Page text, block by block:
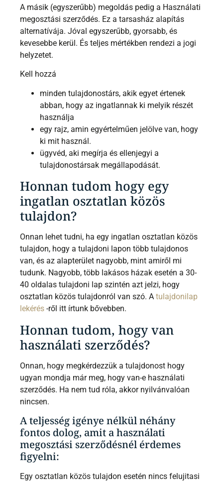
A másik (egyszerűbb) megoldás pedig a Használati
megosztási szerződés. Ez a tarsasház alapítás
alternatívája. Jóval egyszerűbb, gyorsabb, és
kevesebbe kerül. És teljes mértékben rendezi a jogi
helyzetet.
Kell hozzá
minden tulajdonostárs, akik egyet értenek
abban, hogy az ingatlannak ki melyik részét
használja
egy rajz, amin egyértelműen jelölve van, hogy
ki mit használ.
ügyvéd, aki megírja és ellenjegyi a
tulajdonostársak megállapodását.
Honnan tudom hogy egy
ingatlan osztatlan közös
tulajdon?
Onnan lehet tudni, ha egy ingatlan osztatlan közös
tulajdon, hogy a tulajdoni lapon több tulajdonos
van, és az alapterület nagyobb, mint amiről mi
tudunk. Nagyobb, több lakásos házak esetén a 30-
40 oldalas tulajdoni lap szintén azt jelzi, hogy
osztatlan közös tulajdonról van szó. A tulajdonilap
lekérés -ről itt írtunk bővebben.
Honnan tudom, hogy van
használati szerződés?
Onnan, hogy megkérdezzük a tulajdonost hogy
ugyan mondja már meg, hogy van-e használati
szerződés. Ha nem tud róla, akkor nyilvánvalóan
nincsen.
A teljesség igénye nélkül néhány
fontos dolog, amit a használati
megosztási szerződésnél érdemes
figyelni:
Egy osztatlan közös tulajdon esetén nincs felujitasi